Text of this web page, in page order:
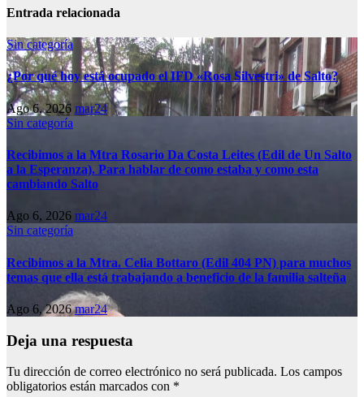
Entrada relacionada
Sin categoría
¿Por qué hoy está ocupado el IFD «Rosa Silvestri» de Salto?
Ago 6, 2026 mar24
Sin categoría
Recibimos a la Mtra Rosario Da Costa Leites (Edil de Un Salto
a la Esperanza). Para hablar de como estaba y como esta
cambiando Salto
Ago 6, 2026 mar24
Sin categoría
Recibimos a la Mtra. Celia Bottaro (Edil 404 PN) para muchos
temas que ella está trabajando a beneficio de la familia salteña
Ago 6, 2026mar24
Deja una respuesta
Tu dirección de correo electrónico no será publicada. Los campos
obligatorios están marcados con *